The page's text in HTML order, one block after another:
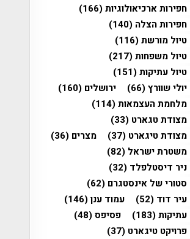
חפירות ארכיאולוגיות(166)
חפירות הצלה (140)
טיול מורשת(116)
טיול משפחות(217)
טיול עתיקות(151)
יולי שוורץ(66) ירושלים (160)
מלחמת העצמאות(114)
מצודת טגארט (33)
מצודת טיגארט (37) מצרים (36)
משטרת ישראל (82)
ניר דיסטלפלד (32)
סטורי של אינסטגרם (62)
עיר דוד (52) עמוד ענן(146)
עתיקות(183) פסיפס(48)
פרויקט טיגארט (37)